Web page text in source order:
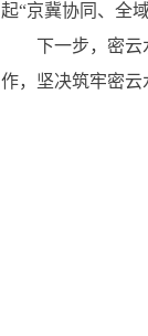
起“京冀协同、全
下一步，密
作，坚决筑牢密云